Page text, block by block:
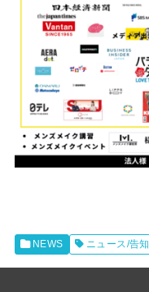
NEWS ニュース/告知